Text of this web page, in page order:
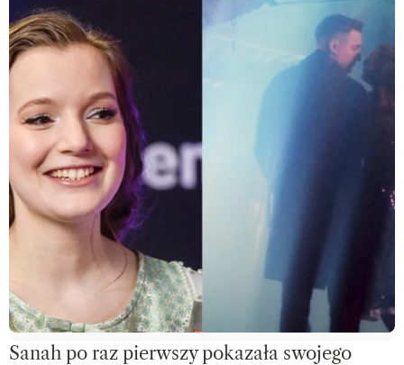
Sanah po raz pierwszy pokazała swojego